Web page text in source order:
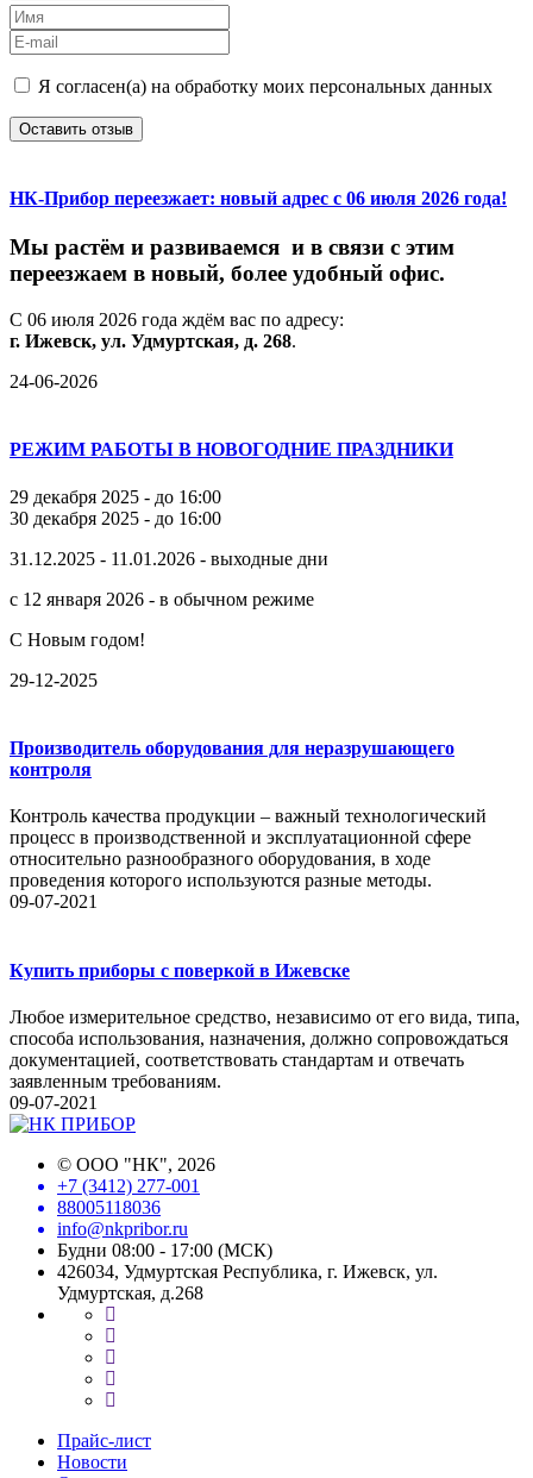
Я согласен(а) на обработку моих персональных данных
Оставить отзыв
НК-Прибор переезжает: новый адрес с 06 июля 2026 года!
Мы растём и развиваемся и в связи с этим
переезжаем в новый, более удобный офис.
С 06 июля 2026 года ждём вас по адресу:
г. Ижевск, ул. Удмуртская, д. 268.
24-06-2026
РЕЖИМ РАБОТЫ В НОВОГОДНИЕ ПРАЗДНИКИ
29 декабря 2025 - до 16:00
30 декабря 2025 - до 16:00
31.12.2025 - 11.01.2026 - выходные дни
с 12 января 2026 - в обычном режиме
С Новым годом!
29-12-2025
Производитель оборудования для неразрушающего
контроля
Контроль качества продукции – важный технологический
процесс в производственной и эксплуатационной сфере
относительно разнообразного оборудования, в ходе
проведения которого используются разные методы.
09-07-2021
Купить приборы с поверкой в Ижевске
Любое измерительное средство, независимо от его вида, типа,
способа использования, назначения, должно сопровождаться
документацией, соответствовать стандартам и отвечать
заявленным требованиям.
09-07-2021
© ООО "НК", 2026
+7 (3412) 277-001
88005118036
info@nkpribor.ru
Будни 08:00 - 17:00 (МСК)
426034, Удмуртская Республика, г. Ижевск, ул.
Удмуртская, д.268
Прайс-лист
Новости